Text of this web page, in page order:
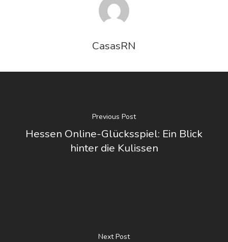
CasasRN
Previous Post
Hessen Online-Glücksspiel: Ein Blick
hinter die Kulissen
Next Post